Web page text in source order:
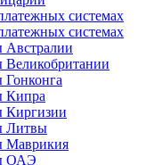
системах
системах
Австралии
Кипра
Киргизии
Литвы
Маврикия
ОАЭ